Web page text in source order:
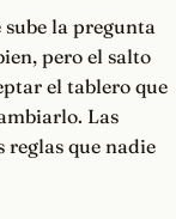
la pregunta
pero el salto
el tablero que
Las
reglas que nadie